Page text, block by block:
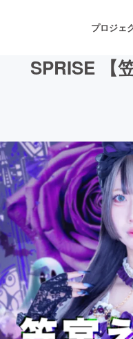
プロジェ
音楽
ゲーム・サー
書籍・雑誌出
チャレンジ
SPRISE 【